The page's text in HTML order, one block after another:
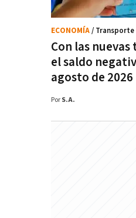
Con las
el saldo
agosto de 2026
ECONOMÍA/
Por S.A.